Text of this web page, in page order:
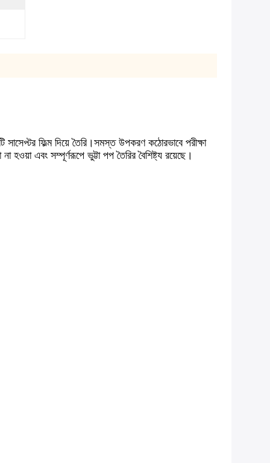
ফিল্ম দিয়ে তৈরি।সমস্ত উপকরণ কঠোরভাবে পরীক্ষা
হওয়া এবং সম্পূর্ণরূপে ভুট্টা পপ তৈরির বৈশিষ্ট্য রয়েছে।